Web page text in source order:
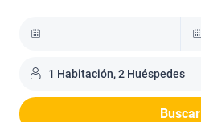
1 Habitación, 2 Huéspedes
Buscar